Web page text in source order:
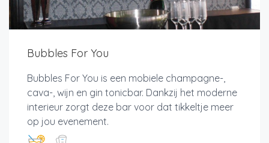
Bubbles For You
Bubbles For You is een mobiele champagne-,
cava-, wijn en gin tonicbar. Dankzij het moderne
interieur zorgt deze bar voor dat tikkeltje meer
op jou evenement.